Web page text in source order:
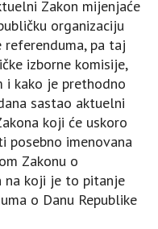
Zakon mijenjaće
organizaciju
referenduma, pa taj
izborne komisije,
i kako je prethodno
sastao aktuelni
koji će uskoro
posebno imenovana
Zakonu o
na koji je to pitanje
o Danu Republike